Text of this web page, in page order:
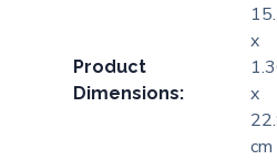
Product
Dimensions:
x
x
cm